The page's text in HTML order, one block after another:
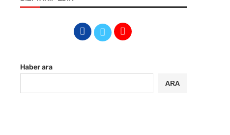
Haber ara
ARA